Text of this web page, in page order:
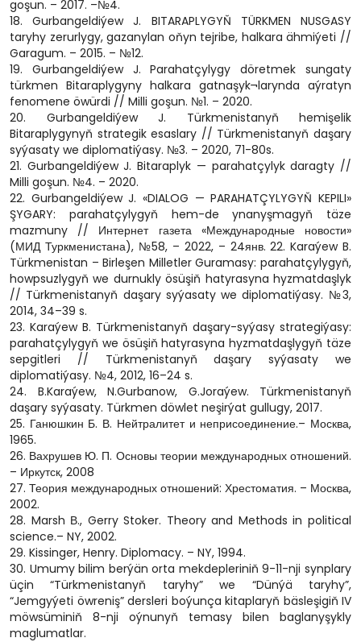
goşun. – 2017. –№4.
18. Gurbangeldiýew J. BITARAPLYGYŇ TÜRKMEN NUSGASY
taryhy zerurlygy, gazanylan oňyn tejribe, halkara ähmiýeti //
Garagum. – 2015. – №12.
19. Gurbangeldiýew J. Parahatçylygy döretmek sungaty
türkmen Bitaraplygyny halkara gatnaşyk¬larynda aýratyn
fenomene öwürdi // Milli goşun. №1. – 2020.
20. Gurbangeldiýew J. Türkmenistanyň hemişelik
Bitaraplygynyň strategik esaslary // Türkmenistanyň daşary
syýasaty we diplomatiýasy. №3. – 2020, 71-80s.
21. Gurbangeldiýew J. Bitaraplyk — parahatçylyk daragty //
Milli goşun. №4. – 2020.
22. Gurbangeldiýew J. «DIALOG — PARAHATÇYLYGYŇ KEPILI»
ŞYGARY: parahatçylygyň hem-de ynanyşmagyň täze
mazmuny // Интернет газета «Международные новости»
(МИД Туркменистана), №58, – 2022, – 24янв. 22. Karaýew B.
Türkmenistan – Birleşen Milletler Guramasy: parahatçylygyň,
howpsuzlygyň we durnukly ösüşiň hatyrasyna hyzmatdaşlyk
// Türkmenistanyň daşary syýasaty we diplomatiýasy. №3,
2014, 34–39 s.
23. Karaýew B. Türkmenistanyň daşary-syýasy strategiýasy:
parahatçylygyň we ösüşiň hatyrasyna hyzmatdaşlygyň täze
sepgitleri // Türkmenistanyň daşary syýasaty we
diplomatiýasy. №4, 2012, 16–24 s.
24. B.Karaýew, N.Gurbanow, G.Joraýew. Türkmenistanyň
daşary syýasaty. Türkmen döwlet neşirýat gullugy, 2017.
25. Ганюшкин Б. В. Нейтралитет и неприсоединение.– Москва,
1965.
26. Вахрушев Ю. П. Основы теории международных отношений.
– Иркутск, 2008
27. Теория международных отношений: Хрестоматия. – Москва,
2002.
28. Marsh В., Gerry Stoker. Theory and Methods in political
science.– NY, 2002.
29. Kissinger, Henry. Diplomacy. – NY, 1994.
30. Umumy bilim berýän orta mekdepleriniň 9-11-nji synplary
üçin “Türkmenistanyň taryhy” we “Dünýä taryhy”,
“Jemgyýeti öwreniş” dersleri boýunça kitaplaryň bäsleşigiň IV
möwsüminiň 8-nji oýnunyň temasy bilen baglanyşykly
maglumatlar.